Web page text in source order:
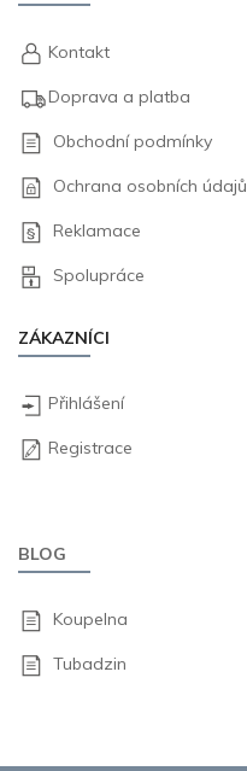
Kontakt
Doprava a platba
Obchodní podmínky
Ochrana osobních údajů
Reklamace
Spolupráce
ZÁKAZNÍCI
Přihlášení
Registrace
BLOG
Koupelna
Tubadzin